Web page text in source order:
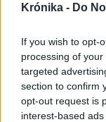
Krónika - Do
If you wish to opt-
processing of
targeted
section to confirm
opt-out request is
interest-based